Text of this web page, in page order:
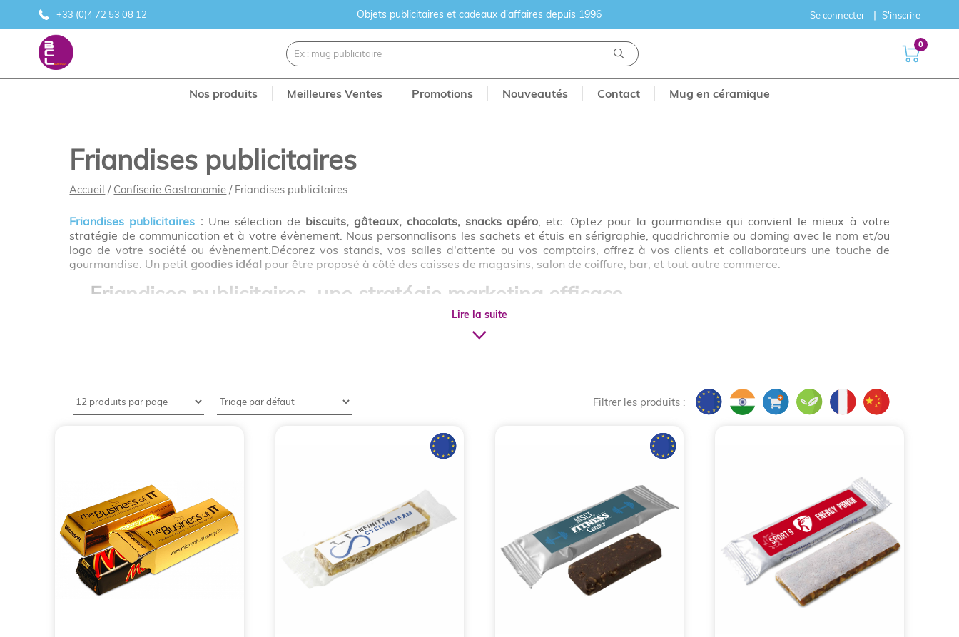
+33 (0)4 72 53 08 12 Objets publicitaires et cadeaux d'affaires depuis 1996 Se connecter S'inscrire
0
Nos produits Meilleures Ventes Promotions Nouveautés Contact Mug en céramique
Friandises publicitaires
Accueil / Confiserie Gastronomie / Friandises publicitaires
Friandises publicitaires : Une sélection de biscuits, gâteaux, chocolats, snacks apéro, etc. Optez pour la gourmandise qui convient le mieux à votre
stratégie de communication et à votre évènement. Nous personnalisons les sachets et étuis en sérigraphie, quadrichromie ou doming avec le nom et/ou
logo de votre société ou évènement.Décorez vos stands, vos salles d'attente ou vos comptoirs, offrez à vos clients et collaborateurs une touche de
gourmandise. Un petit goodies idéal pour être proposé à côté des caisses de magasins, salon de coiffure, bar, et tout autre commerce.
Friandises publicitaires, une stratégie marketing efficace
Prospecter ou fidéliser les clients demande une stratégie marketing et un bon outil de communication. Ces dernières années, les
Les bonbons publicitaires : une idée de friandises publicitaires plus utilisées pour une valeur sûre
Lire la suite
Filtrer les produits :